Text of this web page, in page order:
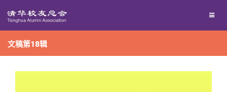
文稿第18辑